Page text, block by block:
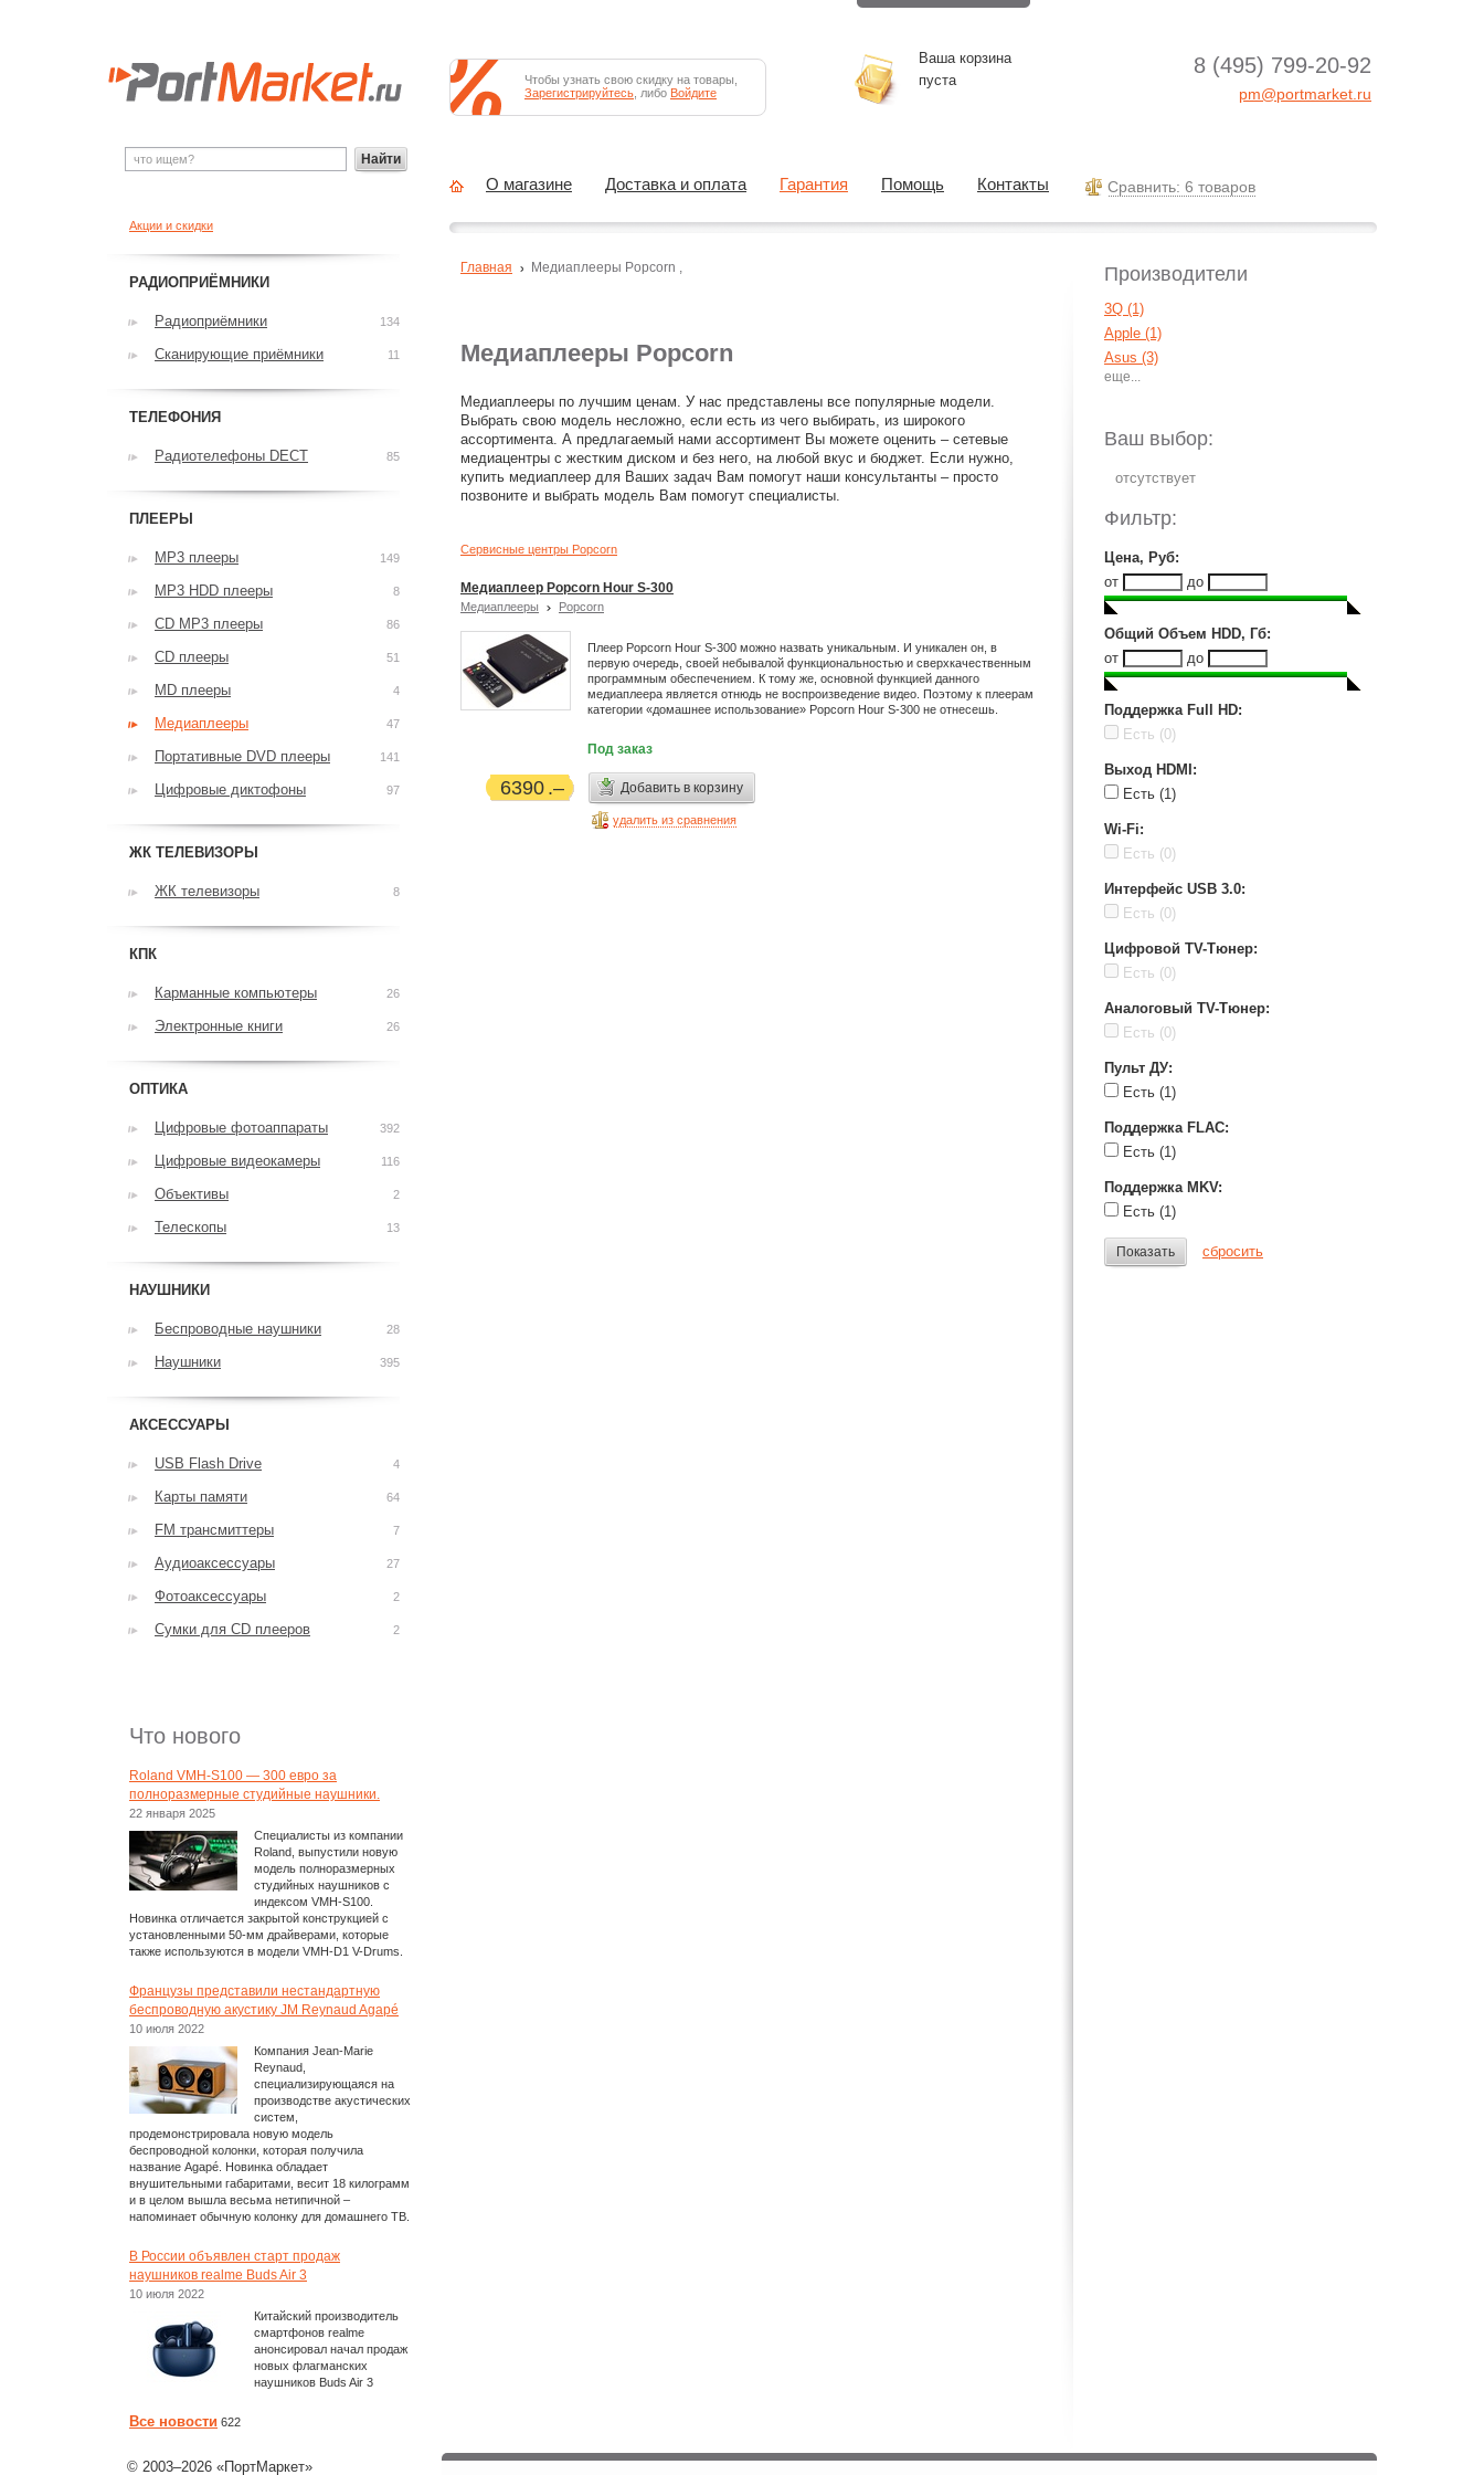
Медиаплееры Popcorn
Медиаплееры по лучшим ценам. У нас представлены все популярные модели.
Выбрать свою модель несложно, если есть из чего выбирать, из широкого
ассортимента. А предлагаемый нами ассортимент Вы можете оценить – сетевые
медиацентры с жестким диском и без него, на любой вкус и бюджет. Если нужно,
купить медиаплеер для Ваших задач Вам помогут наши консультанты – просто
позвоните и выбрать модель Вам помогут специалисты.
Сервисные центры Popcorn
Медиаплеер Popcorn Hour S-300
Медиаплееры Popcorn
Плеер Popcorn Hour S-300 можно назвать уникальным. И уникален он, в
первую очередь, своей небывалой функциональностью и сверхкачественным
программным обеспечением. К тому же, основной функцией данного
медиаплеера является отнюдь не воспроизведение видео. Поэтому к плеерам
категории «домашнее использование» Popcorn Hour S-300 не отнесешь.
Под заказ
6390 Добавить в корзину
удалить из сравнения
Главная Медиаплееры Popcorn , Производители
3Q (1)
Apple (1)
Asus (3)
BBK (1)
Dune (5)
Egreat (6)
Gmini (2)
HoneyWld (1)
IconBit (4)
LG (1)
Mystery (1)
Noontec (5)
Philips (2)
Seagate (1)
Toshiba (2)
Western Digital (1)
Ваш выбор:
Фильтр:
Цена, Руб:
от
до
Общий Объем HDD, Гб:
от
до
Поддержка Full HD:
Есть (0)
Выход HDMI :
Есть (1)
Wi-Fi:
Есть (0)
Интерфейс USB 3.0:
Есть (0)
Цифровой TV-Тюнер:
Есть (0)
Аналоговый TV-Тюнер:
Есть (0)
Пульт ДУ:
Есть (1)
Поддержка FLAC:
Есть (1)
Поддержка MKV:
Есть (1)
Показать сбросить
Акции и скидки
РАДИОПРИЁМНИКИ
Радиоприёмники 134
Сканирующие приёмники 11
ТЕЛЕФОНИЯ
Радиотелефоны DECT 85
ПЛЕЕРЫ
MP3 плееры 149
MP3 HDD плееры 8
CD MP3 плееры 86
CD плееры 51
MD плееры 4
Медиаплееры 47
Портативные DVD плееры 141
Цифровые диктофоны 97
ЖК ТЕЛЕВИЗОРЫ
ЖК телевизоры 8
КПК
Карманные компьютеры 26
Электронные книги 26
ОПТИКА
Цифровые фотоаппараты 392
Цифровые видеокамеры 116
Объективы 2
Телескопы 13
НАУШНИКИ
Беспроводные наушники 28
Наушники 395
АКСЕССУАРЫ
USB Flash Drive 4
Карты памяти 64
FM трансмиттеры 7
Аудиоаксессуары 27
Фотоаксессуары 2
Сумки для CD плееров 2
Что нового
Roland VMH-S100 — 300 евро за
полноразмерные студийные наушники.
22 января 2025
Специалисты из компании
Roland, выпустили новую
модель полноразмерных
студийных наушников с
индексом VMH-S100.
Новинка отличается закрытой конструкцией с
установленными 50-мм драйверами, которые
также используются в модели VMH-D1 V-Drums.
Французы представили нестандартную
беспроводную акустику JM Reynaud Agapé
10 июля 2022
Компания Jean-Marie
Reynaud,
специализирующаяся на
производстве акустических
систем,
продемонстрировала новую модель
беспроводной колонки, которая получила
название Agapé. Новинка обладает
внушительными габаритами, весит 18 килограмм
и в целом вышла весьма нетипичной –
напоминает обычную колонку для домашнего ТВ.
В России объявлен старт продаж
наушников realme Buds Air 3
10 июля 2022
Китайский производитель
смартфонов realme
анонсировал начал продаж
новых флагманских
наушников Buds Air 3
Все новости 622
Найти
Чтобы узнать свою скидку на товары,
Зарегистрируйтесь , либо Войдите
Ваша корзина
пуста
8 (495) 799-20-92
pm@portmarket.ru
О магазине Доставка и оплата Гарантия Помощь Контакты Cравнить: 6 товаров
© 2003–2026 «ПортМаркет»